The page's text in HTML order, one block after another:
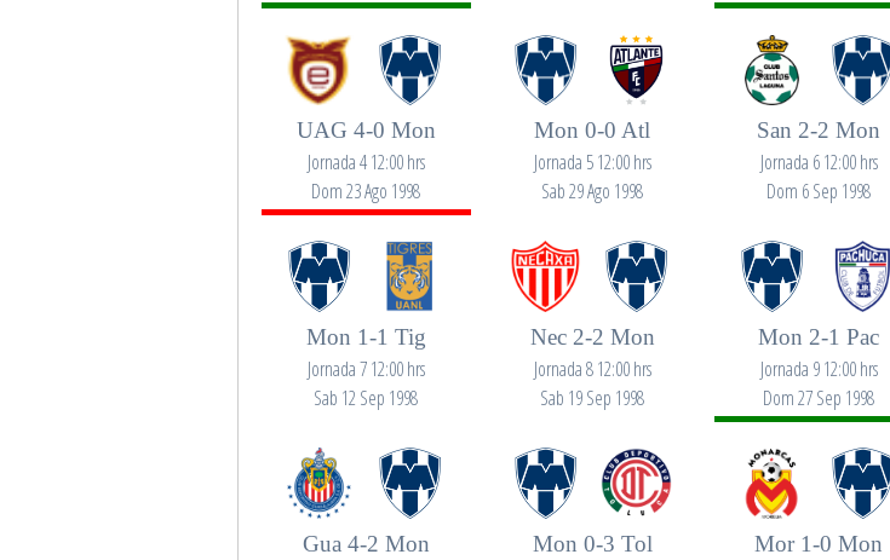
UAG 4-0 Mon
Jornada 4 12:00 hrs
Dom 23 Ago 1998
Mon 0-0 Atl
Jornada 5 12:00 hrs
Sab 29 Ago 1998
San 2-2 Mon
Jornada 6 12:00 hrs
Dom 6 Sep 1998
Mon 1-1 Tig
Jornada 7 12:00 hrs
Sab 12 Sep 1998
Nec 2-2 Mon
Jornada 8 12:00 hrs
Sab 19 Sep 1998
Mon 2-1 Pac
Jornada 9 12:00 hrs
Dom 27 Sep 1998
Gua 4-2 Mon Mon 0-3 Tol Mor 1-0 Mon